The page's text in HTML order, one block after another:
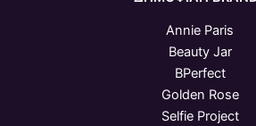
Annie Paris
Beauty Jar
BPerfect
Golden Rose
Selfie Project